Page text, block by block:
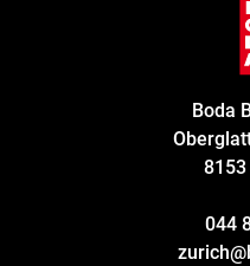
Boda
044